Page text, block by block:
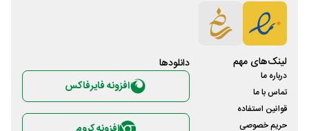
لینک‌های مهم
درباره ما
تماس با ما
قوانین استفاده
حریم خصوصی
دانلود‌ها
افزونه فایرفاکس